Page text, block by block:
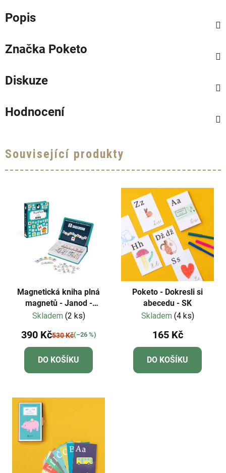
Popis
Značka Poketo
Diskuze
Hodnocení
Související produkty
Magnetická kniha plná
magnetů - Janod -
Abeceda anglická
Skladem (2 ks)
390 Kč530 Kč(–26 %)
DO KOŠÍKU
Poketo - Dokresli si
abecedu - SK
Skladem (4 ks)
165 Kč
DO KOŠÍKU